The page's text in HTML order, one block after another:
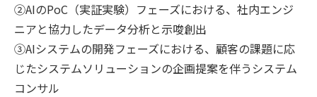
②AIのPoC（実証実験）フェーズにおける、社内エンジ
ニアと協力したデータ分析と示唆創出
③AIシステムの開発フェーズにおける、顧客の課題に応
じたシステムソリューションの企画提案を伴うシステム
コンサル